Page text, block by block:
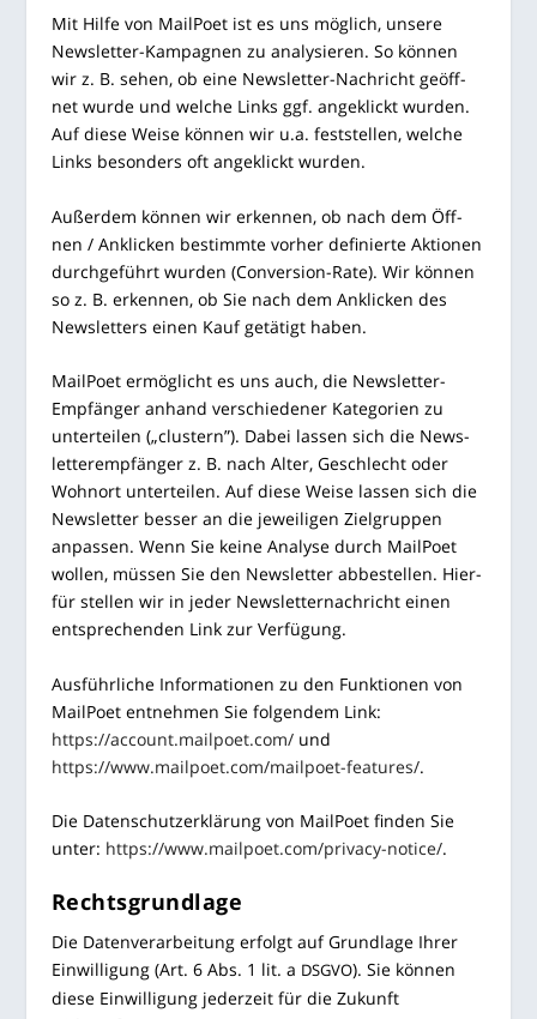
Mit Hil­fe von Mail­Po­et ist es uns mög­lich, unse­re
News­let­ter-Kam­pa­gnen zu ana­ly­sie­ren. So kön­nen
wir z. B. sehen, ob eine News­let­ter-Nach­richt geöff­
net wur­de und wel­che Links ggf. ange­klickt wur­den.
Auf die­se Wei­se kön­nen wir u.a. fest­stel­len, wel­che
Links beson­ders oft ange­klickt wurden.
Außer­dem kön­nen wir erken­nen, ob nach dem Öff­
nen / Ankli­cken bestimm­te vor­her defi­nier­te Aktio­nen
durch­ge­führt wur­den (Con­ver­si­on-Rate). Wir kön­nen
so z. B. erken­nen, ob Sie nach dem Ankli­cken des
News­let­ters einen Kauf getä­tigt haben.
Mail­Po­et ermög­licht es uns auch, die News­let­ter-
Emp­fän­ger anhand ver­schie­de­ner Kate­go­rien zu
unter­tei­len („clus­tern”). Dabei las­sen sich die News­
let­ter­emp­fän­ger z. B. nach Alter, Geschlecht oder
Wohn­ort unter­tei­len. Auf die­se Wei­se las­sen sich die
News­let­ter bes­ser an die jewei­li­gen Ziel­grup­pen
anpas­sen. Wenn Sie kei­ne Ana­ly­se durch Mail­Po­et
wol­len, müs­sen Sie den News­let­ter abbe­stel­len. Hier­
für stel­len wir in jeder News­let­ter­nach­richt einen
ent­spre­chen­den Link zur Verfügung.
Aus­führ­li­che Infor­ma­tio­nen zu den Funk­tio­nen von
Mail­Po­et ent­neh­men Sie fol­gen­dem Link:
https://account.mailpoet.com/und
https://www.mailpoet.com/mailpoet-features/.
Die Daten­schutz­er­klä­rung von Mail­Po­et fin­den Sie
unter: https://www.mailpoet.com/privacy-notice/.
Rechts­grund­la­ge
Die Daten­ver­ar­bei­tung erfolgt auf Grund­la­ge Ihrer
Ein­wil­li­gung (Art. 6 Abs. 1 lit. a DSGVO). Sie kön­nen
die­se Ein­wil­li­gung jeder­zeit für die Zukunft